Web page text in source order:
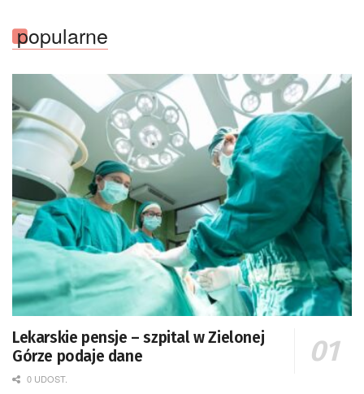
popularne
Lekarskie pensje – szpital w Zielonej
Górze podaje dane
0 UDOST.